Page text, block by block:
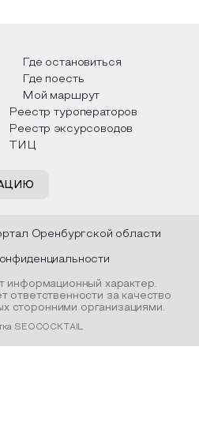
Где остановиться
Где поесть
Мой маршрут
Реестр туроператоров
Реестр эксурсоводов
ТИЦ
Оренбургской области
информационный характер.
ответственности за качество
сторонними организациями.
SEOCOCKTAIL